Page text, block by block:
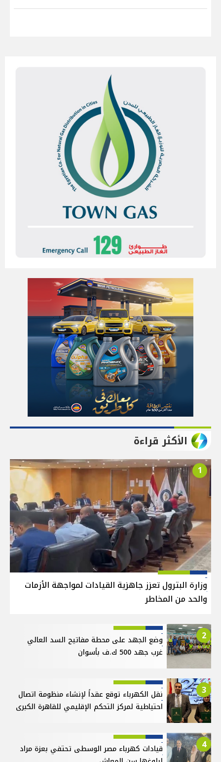
الأكثر قراءة
1
وزارة البترول تعزز جاهزية القيادات لمواجهة الأزمات
والحد من المخاطر
2
وضع الجهد على محطة مفاتيح السد العالي
غرب جهد 500 ك.ف بأسوان
3
نقل الكهرباء توقع عقداً لإنشاء منظومة اتصال
احتياطية لمركز التحكم الإقليمي للقاهرة الكبرى
4
قيادات كهرباء مصر الوسطى تحتفي بعزة مراد